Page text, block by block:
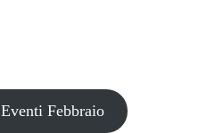
Eventi Febbraio